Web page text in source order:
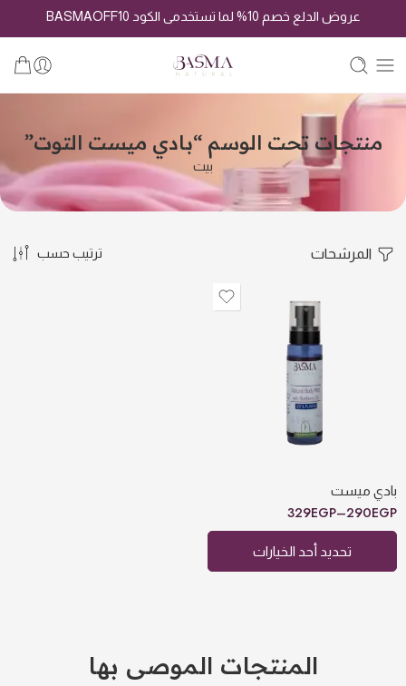
عروض الدلع خصم 10% لما تستخدمى الكود BASMAOFF10
منتجات تحت الوسم “بادي ميست التوت”
بيت
المرشحات ترتيب حسب
بادي ميست
290EGP
–
329EGP
بادي ميست لافندر
بادي ميست ورد و فانيلا
بادي ميست انوثه
بادي ميست عود
بادي ميست المسك
تحديد أحد الخيارات
المنتجات الموصى بها